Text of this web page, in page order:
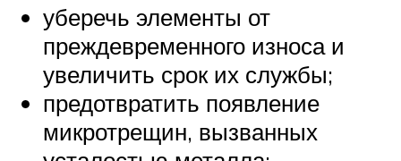
уберечь элементы от
преждевременного износа и
увеличить срок их службы;
предотвратить появление
микротрещин, вызванных